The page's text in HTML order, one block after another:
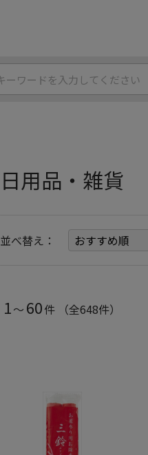
日用品・雑貨
並べ替え：
1～ 60件 （全648件）